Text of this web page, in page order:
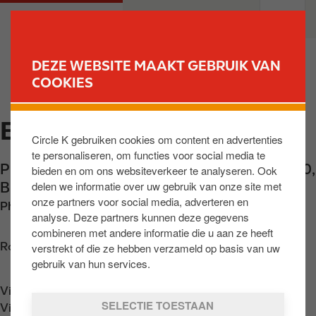
DEZE WEBSITE MAAKT GEBRUIK VAN
COOKIES
Circle K gebruiken cookies om content en advertenties
te personaliseren, om functies voor social media te
bieden en om ons websiteverkeer te analyseren. Ook
delen we informatie over uw gebruik van onze site met
onze partners voor social media, adverteren en
analyse. Deze partners kunnen deze gegevens
combineren met andere informatie die u aan ze heeft
verstrekt of die ze hebben verzameld op basis van uw
gebruik van hun services.
SELECTIE TOESTAAN
a
n
e
n
n
a
r
i
n
M
v
ENGHIEN
Place du Vieux Marche 48,Enghien,BE-7850,
BE
Phone: +3223954547
Routebeschrijving opvragen
Vind ons op
Vind ons op
Google Play